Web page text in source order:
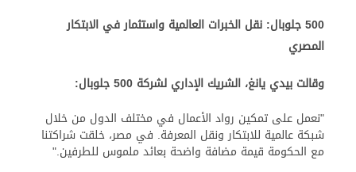
500جلوبال: نقل الخبرات العالمية واستثمار في الابتكار
المصري
وقالت بيدي يانغ، الشريك الإداري لشركة 500 جلوبال
:
"نعمل على تمكين رواد الأعمال في مختلف الدول من خلال
شبكة عالمية للابتكار ونقل المعرفة. في مصر، خلقت شراكتنا
مع الحكومة قيمة مضافة واضحة بعائد ملموس للطرفين."